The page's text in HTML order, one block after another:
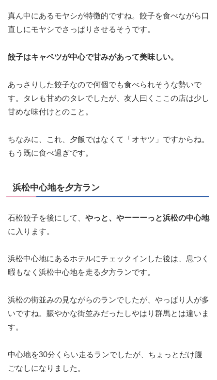
真ん中にあるモヤシが特徴的ですね。餃子を食べながら口
直しにモヤシでさっぱりさせるそうです。
餃子はキャベツが中心で甘みがあって美味しい。
あっさりした餃子なので何個でも食べられそうな勢いで
す。タレも甘めのタレでしたが、友人曰くここの店は少し
甘めな味付けとのこと。
ちなみに、これ、夕飯ではなくて「オヤツ」ですからね。
もう既に食べ過ぎです。
浜松中心地を夕方ラン
石松餃子を後にして、 やっと、やーーーっと浜松の中心地
に入ります。
浜松中心地にあるホテルにチェックインした後は、息つく
暇もなく浜松中心地を走る夕方ランです。
浜松の街並みの見ながらのランでしたが、やっぱり人が多
いですね。賑やかな街並みだったしやはり群馬とは違いま
す。
中心地を30分くらい走るランでしたが、ちょっとだけ腹
ごなしになりました。